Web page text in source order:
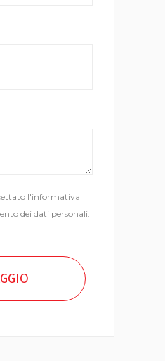
l'informativa
dei dati personali.